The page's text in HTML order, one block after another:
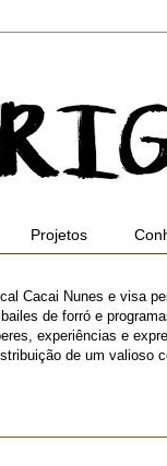
Projetos
Cacai Nunes e visa
de forró e
experiências e
de um valioso